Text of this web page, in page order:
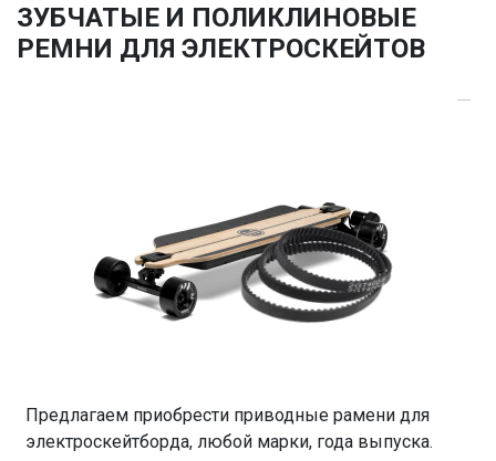
ЗУБЧАТЫЕ И ПОЛИКЛИНОВЫЕ
РЕМНИ ДЛЯ ЭЛЕКТРОСКЕЙТОВ
Предлагаем приобрести приводные рамени для
электроскейтборда, любой марки, года выпуска.